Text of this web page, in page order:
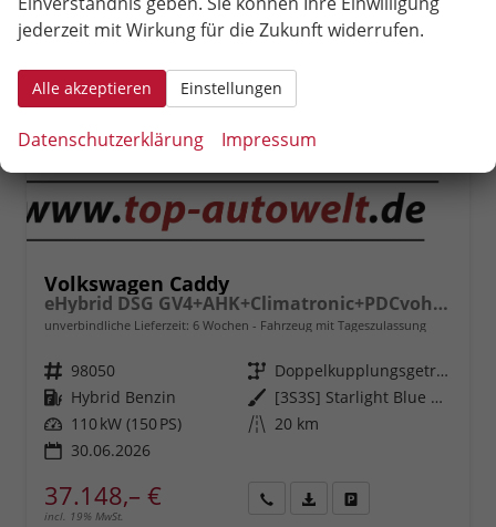
Volkswagen Caddy
eHybrid DSG GV4+AHK+Climatronic+PDCvohi+Cam+Regensens.+AppConnect
unverbindliche Lieferzeit: 6 Wochen Fahrzeug mit Tageszulassung
Fahrzeugnr. 98050 Getriebe
Doppelkupplungsgetriebe (DSG)
Kraftstoff Hybrid Benzin Außenfarbe
[3S3S] Starlight Blue Metallic
Leistung 110 kW (150 PS) Kilometerstand 20 km
30.06.2026
37.148,– €
incl. 19% MwSt.
jederzeit mit Wirkung für die Zukunft widerrufen.
Alle akzeptieren Einstellungen
Datenschutzerklärung Impressum